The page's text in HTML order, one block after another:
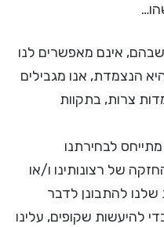
אינם מאפשרים לנו
הנצמדת, אנו מגבילים
צרות, בתקוות
לבחירתנו
של רצונותינו ו/או
שלנו להתבונן לדבר
להיעשות שקופים, עלינו